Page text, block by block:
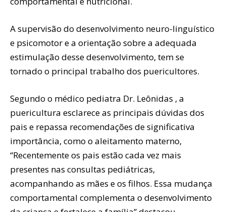
A supervisão do desenvolvimento neuro-linguístico
e psicomotor e a orientação sobre a adequada
estimulação desse desenvolvimento, tem se
tornado o principal trabalho dos puericultores.
Segundo o médico pediatra Dr. Leônidas , a
puericultura esclarece as principais dúvidas dos
pais e repassa recomendações de significativa
importância, como o aleitamento materno,
“Recentemente os pais estão cada vez mais
presentes nas consultas pediátricas,
acompanhando as mães e os filhos. Essa mudança
comportamental complementa o desenvolvimento